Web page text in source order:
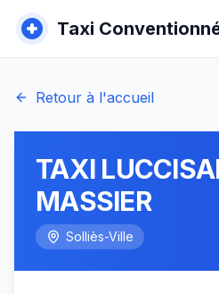
Taxi
Retour à l'accueil
TAXI
MASSIER
Solliès-Ville